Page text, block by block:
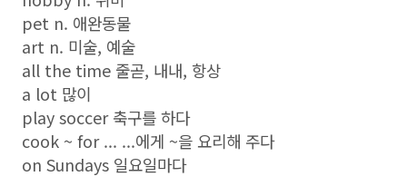
pet n. 애완동물
art n. 미술, 예술
all the time 줄곧, 내내, 항상
a lot 많이
play soccer 축구를 하다
cook ~ for ... ...에게 ~을 요리해 주다
on Sundays 일요일마다